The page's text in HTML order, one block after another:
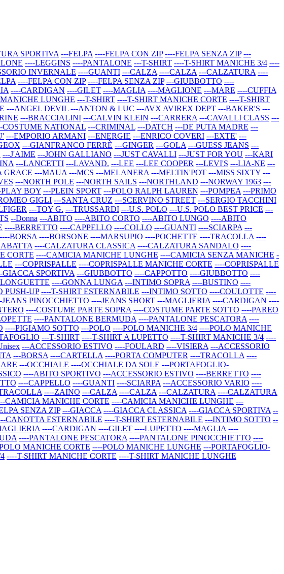
SPORTIVA ---FELPA ----FELPA CON ZIP ----FELPA SENZA ZIP ---
----LEGGINS ----PANTALONE ---T-SHIRT ----T-SHIRT MANICHE 3/4 ----
INVERNALE ----GUANTI ---CALZA ----CALZA ---CALZATURA ----
----FELPA CON ZIP ----FELPA SENZA ZIP ---GIUBBOTTO ----
----CARDIGAN ----GILET ----MAGLIA ----MAGLIONE ---MARE ----CUFFIA
LUNGHE ---T-SHIRT ----T-SHIRT MANICHE CORTE ----T-SHIRT
---ANGEL DEVIL ---ANTON & LUC ---AVX AVIREX DEPT ---BAKER'S ---
---BRACCIALINI ---CALVIN KLEIN ---CARRERA ---CAVALLI CLASS ---
COSTUME NATIONAL ---CRIMINAL ---DATCH ---DE PUTA MADRE ---
---EMPORIO ARMANI ---ENERGIE ---ENRICO COVERI ---EXTE' ---
---GIANFRANCO FERRÈ ---GINGER ---GOLA ---GUESS JEANS ---
---J'AIME ---JOHN GALLIANO ---JUST CAVALLI ---JUST FOR YOU ---KARI
---LANCETTI ---LAVAND. ---LEE ---LEE COOPER ---LEVI'S ---LIA-NE ---
GRACE ---MAUA ---MCS ---MELANERA ---MELTIN'POT ---MISS SIXTY ---
---NORTH POLE ---NORTH SAILS ---NORTHLAND ---NORWAY 1963 ---
BOY ---PLEIN SPORT ---POLO RALPH LAUREN ---POMPEA ---PRIMO
GIGLI ---SANTA CRUZ ---SCERVINO STREET ---SERGIO TACCHINI
---TOY G. ---TRUSSARDI ---U.S. POLO ---U.S. POLO BEST PRICE ---
--Donna ---ABITO ----ABITO CORTO ----ABITO LUNGO ----ABITO
----BERRETTO ----CAPPELLO ----COLLO ----GUANTI ----SCIARPA ---
----BORSA ----BORSONE ----MARSUPIO ----POCHETTE ----TRACOLLA ----
----CALZATURA CLASSICA ----CALZATURA SANDALO ----
CORTE ----CAMICIA MANICHE LUNGHE ----CAMICIA SENZA MANICHE -
---COPRISPALLE ----COPRISPALLE MANICHE CORTE ----COPRISPALLE
GIACCA SPORTIVA ---GIUBBOTTO ----CAPPOTTO ----GIUBBOTTO ----
----GONNA LUNGA ---INTIMO SOPRA ----BUSTINO ----
PUSH-UP ----T-SHIRT ESTERNABILE ---INTIMO SOTTO ----COULOTTE ----
JEANS PINOCCHIETTO ----JEANS SHORT ---MAGLIERIA ----CARDIGAN ----
----COSTUME PARTE SOPRA ----COSTUME PARTE SOTTO ----PAREO
----PANTALONE BERMUDA ----PANTALONE PESCATORA ----
----PIGIAMO SOTTO ---POLO ----POLO MANICHE 3/4 ----POLO MANICHE
---T-SHIRT ----T-SHIRT A LUPETTO ----T-SHIRT MANICHE 3/4 ----
---ACCESSORIO ESTIVO ----FOULARD ----VISIERA ---ACCESSORIO
---BORSA ----CARTELLA ----PORTA COMPUTER ----TRACOLLA ----
---OCCHIALE ----OCCHIALE DA SOLE ---PORTAFOGLIO-
----ABITO SPORTIVO ---ACCESSORIO ESTIVO ----BERRETTO ----
----CAPPELLO ----GUANTI ----SCIARPA ---ACCESSORIO VARIO ----
----ZAINO ---CALZA ----CALZA ---CALZATURA ----CALZATURA
CAMICIA MANICHE CORTE ----CAMICIA MANICHE LUNGHE ---
SENZA ZIP ---GIACCA ----GIACCA CLASSICA ----GIACCA SPORTIVA --
CANOTTA ESTERNABILE ----T-SHIRT ESTERNABILE ---INTIMO SOTTO --
----CARDIGAN ----GILET ----LUPETTO ----MAGLIA ----
----PANTALONE PESCATORA ----PANTALONE PINOCCHIETTO ----
MANICHE CORTE ----POLO MANICHE LUNGHE ---PORTAFOGLIO-
----T-SHIRT MANICHE CORTE ----T-SHIRT MANICHE LUNGHE